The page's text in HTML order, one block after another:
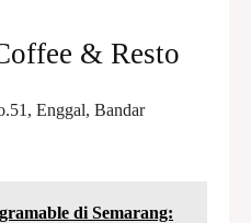
& Resto
Enggal, Bandar
di Semarang: